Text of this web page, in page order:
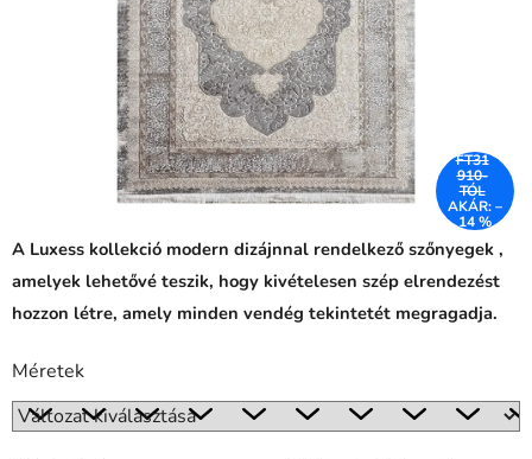
A Luxess kollekció modern dizájnnal rendelkező szőnyegek ,
amelyek lehetővé teszik, hogy kivételesen szép elrendezést
hozzon létre, amely minden vendég tekintetét megragadja.
Méretek
FT31
910-
TÓL
AKÁR: –
14 %